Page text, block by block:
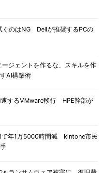
くのはNG Dellが推奨するPCの
ジェントを作るな、スキルを作
AI構築術
するVMware移行 HPE幹部が
で年1万5000時間減 kintone市民